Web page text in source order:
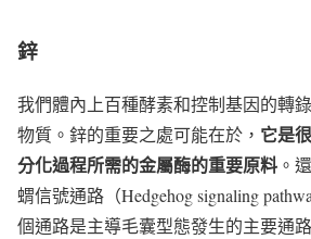
鋅
我們體內上百種酵素和控制基因的轉
物質。鋅的重要之處可能在於， 它是
分化過程所需的金屬酶的重要原料 。
蝟信號通路（Hedgehog signaling
個通路是主導毛囊型態發生的主要通